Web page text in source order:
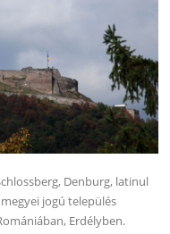
Denburg, latinul
jogú település
Erdélyben.